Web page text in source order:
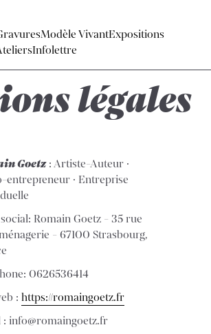
Modèle VivantExpositions
Infolettre
légales
Goetz: Artiste-Auteur ·
entrepreneur · Entreprise
social: Romain Goetz - 35 rue
- 67100 Strasbourg,
0626536414
:https://romaingoetz.fr
: info@romaingoetz.fr